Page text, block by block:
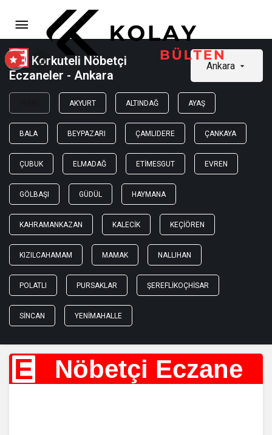
Korkuteli Nöbetçi
Eczaneler - Ankara
Ankara
AKYURT ALTINDAĞ AYAŞ
BALA BEYPAZARI ÇAMLIDERE ÇANKAYA
ÇUBUK ELMADAĞ ETIMESGUT EVREN
GÖLBAŞI GÜDÜL HAYMANA
KAHRAMANKAZAN KALECIK KEÇIÖREN
KIZILCAHAMAM MAMAK NALLIHAN
POLATLI PURSAKLAR ŞEREFLIKOÇHISAR
SINCAN YENIMAHALLE
E Nöbetçi Eczane